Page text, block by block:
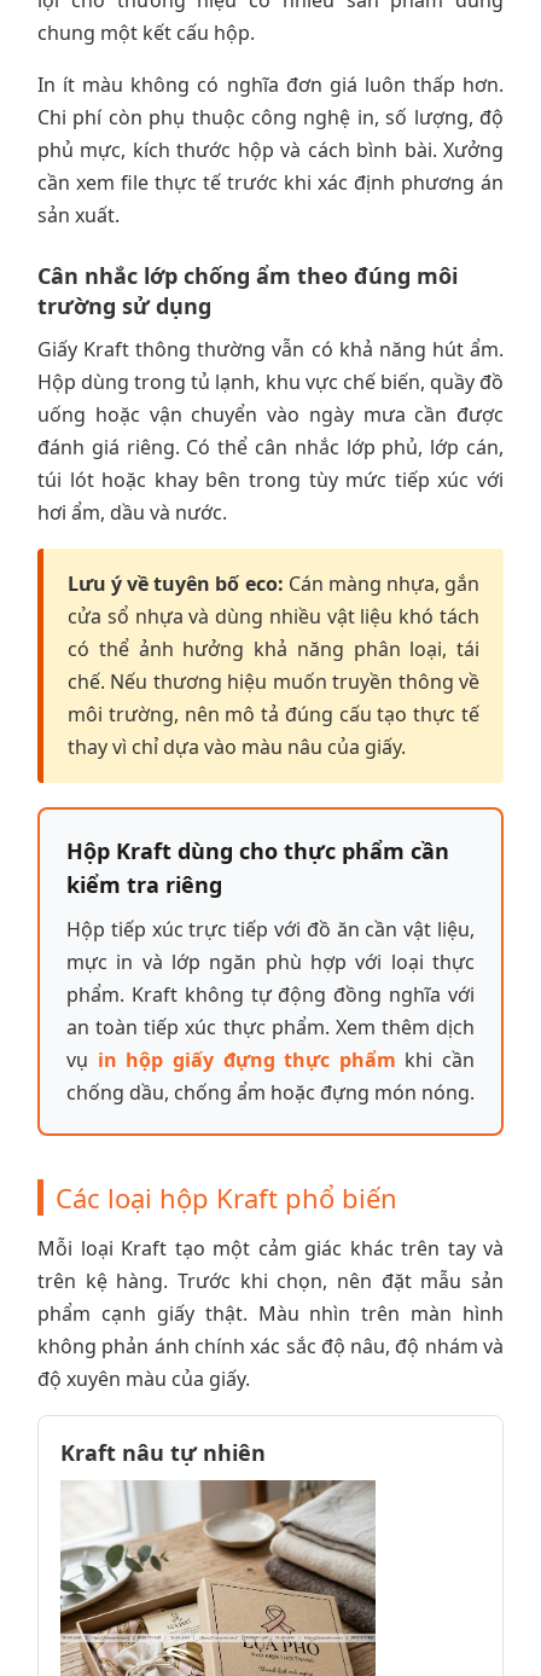
chung một kết cấu hộp.
In ít màu không có nghĩa đơn giá luôn thấp hơn.
Chi phí còn phụ thuộc công nghệ in, số lượng, độ
phủ mực, kích thước hộp và cách bình bài. Xưởng
cần xem file thực tế trước khi xác định phương án
sản xuất.
Cân nhắc lớp chống ẩm theo đúng môi
trường sử dụng
Giấy Kraft thông thường vẫn có khả năng hút ẩm.
Hộp dùng trong tủ lạnh, khu vực chế biến, quầy đồ
uống hoặc vận chuyển vào ngày mưa cần được
đánh giá riêng. Có thể cân nhắc lớp phủ, lớp cán,
túi lót hoặc khay bên trong tùy mức tiếp xúc với
hơi ẩm, dầu và nước.
Lưu ý về tuyên bố eco: Cán màng nhựa, gắn
cửa sổ nhựa và dùng nhiều vật liệu khó tách
có thể ảnh hưởng khả năng phân loại, tái
chế. Nếu thương hiệu muốn truyền thông về
môi trường, nên mô tả đúng cấu tạo thực tế
thay vì chỉ dựa vào màu nâu của giấy.
Hộp Kraft dùng cho thực phẩm cần
kiểm tra riêng
Hộp tiếp xúc trực tiếp với đồ ăn cần vật liệu,
mực in và lớp ngăn phù hợp với loại thực
phẩm. Kraft không tự động đồng nghĩa với
an toàn tiếp xúc thực phẩm. Xem thêm dịch
vụ in hộp giấy đựng thực phẩm khi cần
chống dầu, chống ẩm hoặc đựng món nóng.
Các loại hộp Kraft phổ biến
Mỗi loại Kraft tạo một cảm giác khác trên tay và
trên kệ hàng. Trước khi chọn, nên đặt mẫu sản
phẩm cạnh giấy thật. Màu nhìn trên màn hình
không phản ánh chính xác sắc độ nâu, độ nhám và
độ xuyên màu của giấy.
Kraft nâu tự nhiên